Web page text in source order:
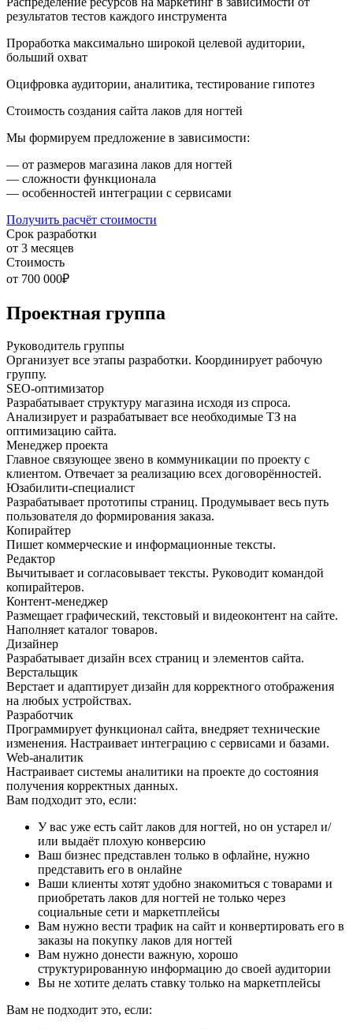
результатов тестов каждого инструмента
Проработка максимально широкой целевой аудитории,
больший охват
Оцифровка аудитории, аналитика, тестирование гипотез
Стоимость создания сайта лаков для ногтей
Мы формируем предложение в зависимости:
— от размеров магазина лаков для ногтей
— сложности функционала
— особенностей интеграции с сервисами
Получить расчёт стоимости
Срок разработки
от 3 месяцев
Стоимость
от 700 000₽
Проектная группа
Руководитель группы
Организует все этапы разработки. Координирует рабочую
группу.
SEO-оптимизатор
Разрабатывает структуру магазина исходя из спроса.
Анализирует и разрабатывает все необходимые ТЗ на
оптимизацию сайта.
Менеджер проекта
Главное связующее звено в коммуникации по проекту с
клиентом. Отвечает за реализацию всех договорённостей.
Юзабилити-специалист
Разрабатывает прототипы страниц. Продумывает весь путь
пользователя до формирования заказа.
Копирайтер
Пишет коммерческие и информационные тексты.
Редактор
Вычитывает и согласовывает тексты. Руководит командой
копирайтеров.
Контент-менеджер
Размещает графический, текстовый и видеоконтент на сайте.
Наполняет каталог товаров.
Дизайнер
Разрабатывает дизайн всех страниц и элементов сайта.
Верстальщик
Верстает и адаптирует дизайн для корректного отображения
на любых устройствах.
Разработчик
Программирует функционал сайта, внедряет технические
изменения. Настраивает интеграцию с сервисами и базами.
Web-аналитик
Настраивает системы аналитики на проекте до состояния
получения корректных данных.
Вам подходит это, если:
У вас уже есть сайт лаков для ногтей, но он устарел и/
или выдаёт плохую конверсию
Ваш бизнес представлен только в офлайне, нужно
представить его в онлайне
Ваши клиенты хотят удобно знакомиться с товарами и
приобретать лаков для ногтей не только через
социальные сети и маркетплейсы
Вам нужно вести трафик на сайт и конвертировать его в
заказы на покупку лаков для ногтей
Вам нужно донести важную, хорошо
структурированную информацию до своей аудитории
Вы не хотите делать ставку только на маркетплейсы
Вам не подходит это, если: